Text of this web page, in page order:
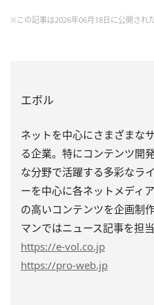
※この記事は2026年06月18日に公開され
エボル
ネットを中心にさまざまな
る企業。特にコンテンツ開
な分野で活躍する多彩なラ
ーを中心に各ネットメディ
の高いコンテンツを企画制
マンではニュース記事を担当
https://e-vol.co.jp
https://pro-web.jp